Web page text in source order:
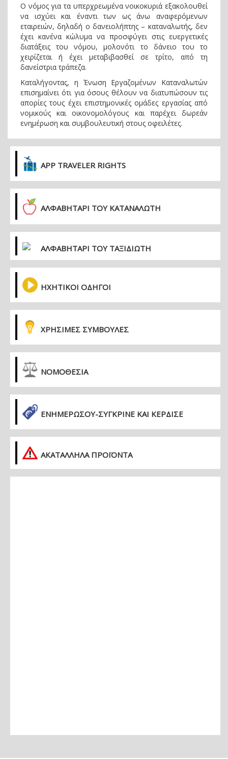
Ο νόμος για τα υπερχρεωμένα νοικοκυριά εξακολουθεί
να ισχύει και έναντι των ως άνω αναφερόμενων
εταιρειών, δηλαδή ο δανειολήπτης – καταναλωτής, δεν
έχει κανένα κώλυμα να προσφύγει στις ευεργετικές
διατάξεις του νόμου, μολονότι το δάνειο του το
χειρίζεται ή έχει μεταβιβασθεί σε τρίτο, από τη
δανείστρια τράπεζα.
Καταλήγοντας, η Ένωση Εργαζομένων Καταναλωτών
επισημαίνει ότι για όσους θέλουν να διατυπώσουν τις
απορίες τους έχει επιστημονικές ομάδες εργασίας από
νομικούς και οικονομολόγους και παρέχει δωρεάν
ενημέρωση και συμβουλευτική στους οφειλέτες.
APP TRAVELER RIGHTS
ΑΛΦΑΒΗΤΑΡΙ ΤΟΥ ΚΑΤΑΝΑΛΩΤΗ
ΑΛΦΑΒΗΤΑΡΙ ΤΟΥ ΤΑΞΙΔΙΩΤΗ
ΗΧΗΤΙΚΟΙ ΟΔΗΓΟΙ
ΧΡΗΣΙΜΕΣ ΣΥΜΒΟΥΛΕΣ
ΝΟΜΟΘΕΣΙΑ
ΕΝΗΜΕΡΏΣΟΥ-ΣΎΓΚΡΙΝΕ ΚΑΙ ΚΈΡΔΙΣΕ
ΑΚΑΤΑΛΛΗΛΑ ΠΡΟΪΟΝΤΑ